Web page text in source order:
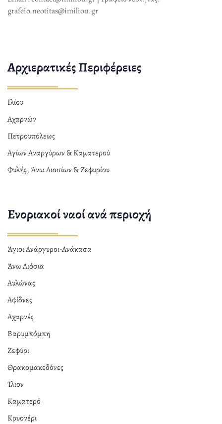
grafeio.neotitas@imiliou.gr
Αρχιερατικές Περιφέρειες
Ιλίου
Αχαρνών
Πετρουπόλεως
Αγίων Αναργύρων & Καματερού
Φυλής, Άνω Λιοσίων & Ζεφυρίου
Ενοριακοί ναοί ανά περιοχή
Άγιοι Ανάργυροι-Ανάκασα
Άνω Λιόσια
Αυλώνας
Αφίδνες
Αχαρνές
Βαρυμπόμπη
Ζεφύρι
Θρακομακεδόνες
Ίλιον
Καματερό
Κρυονέρι